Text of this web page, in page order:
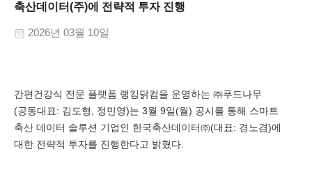
축산데이터(주)에 전략적 투자 진행
2026년 03월 10일
간편건강식 전문 플랫폼 랭킹닭컴을 운영하는 ㈜푸드나무
(공동대표: 김도형, 정민영)는 3월 9일(월) 공시를 통해 스마트
축산 데이터 솔루션 기업인 한국축산데이터㈜(대표: 경노겸)에
대한 전략적 투자를 진행한다고 밝혔다.